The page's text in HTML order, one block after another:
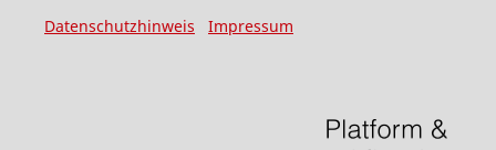
Datenschutzhinweis
Impressum